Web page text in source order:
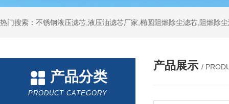
热门搜索：不锈钢液压滤芯,液压油滤芯厂家,椭圆阻燃除尘滤芯,阻燃除
产品分类
PRODUCT CATEGORY
产品展示 /